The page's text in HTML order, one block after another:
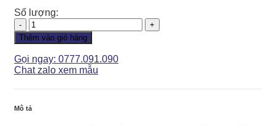
Số lượng:
Giỏ
Hoa
-
GH112
số
lượng
Thêm vào giỏ hàng
Gọi ngay: 0777.091.090
Chat zalo xem mẫu
Mô tả